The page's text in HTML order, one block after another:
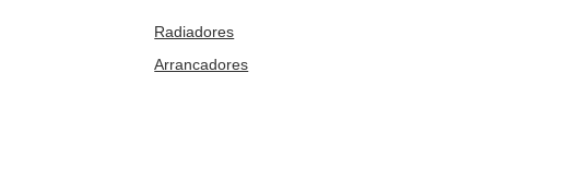
Radiadores
Arrancadores